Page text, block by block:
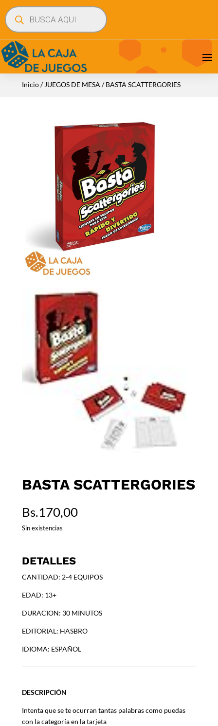
Búsqueda
de
productos
Inicio/ JUEGOS DE MESA / BASTA SCATTERGORIES
BASTA SCATTERGORIES
Bs.170,00
Sin existencias
DETALLES
CANTIDAD: 2-4 EQUIPOS
EDAD: 13+
DURACION: 30 MINUTOS
EDITORIAL: HASBRO
IDIOMA: ESPAÑOL
DESCRIPCIÓN
Intenta que se te ocurran tantas palabras como puedas
con la categoría en la tarjeta